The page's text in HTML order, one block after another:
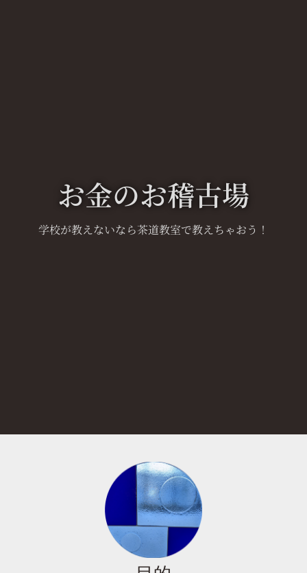
お金のお稽古場
学校が教えないなら茶道教室で教えちゃおう！